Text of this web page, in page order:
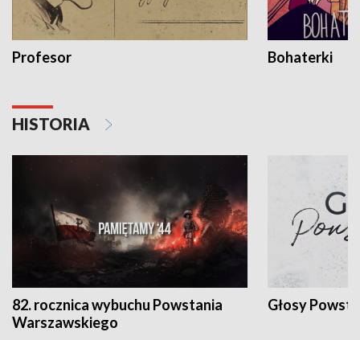
Profesor Bohaterki
HISTORIA
82. rocznica wybuchu Powstania
Warszawskiego
Głosy